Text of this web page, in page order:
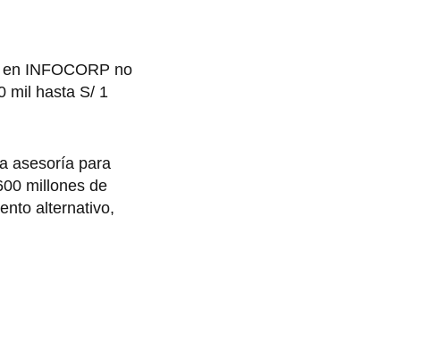
INFOCORP no
mil hasta S/ 1
asesoría para
millones de
alternativo,